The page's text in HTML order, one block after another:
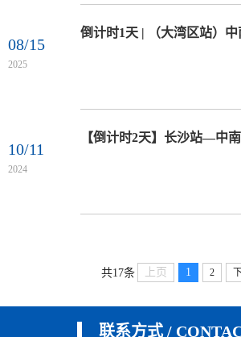
08/15
2025
10/11
2024
共17条 上页 1 2
联系方式 /